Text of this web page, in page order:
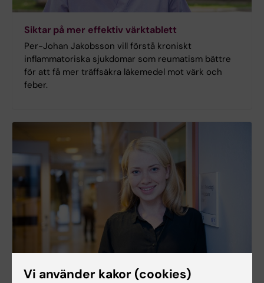
Siktar på mer effektiv värktablett
Per-Johan Jakobsson vill förstå kroniskt
inflammatoriska sjukdomar som reumatism bättre
för att få mer träffsäkra läkemedel mot värk och
feber.
Forskar om placebo och långvarig smärta
Vi använder kakor (cookies)